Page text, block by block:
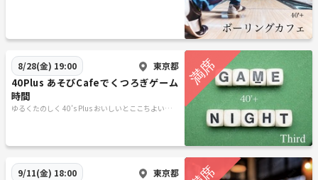
8/28(金) 19:00 東京都
40Plus あそびCafeでくつろぎゲーム
時間
ゆるくたのしく 40’s Plus おいしいとここちよい時間
9/11(金) 18:00 東京都